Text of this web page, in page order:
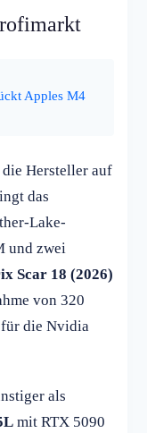
Apples M4
Hersteller auf
das
Lake-
und zwei
Scar 18 (2026)
von 320
für die Nvidia
als
mit RTX 5090